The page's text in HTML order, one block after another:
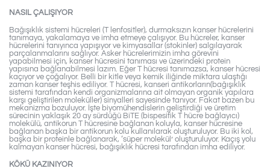
NASIL ÇALIŞIYOR
Bağışıklık sistemi hücreleri (T lenfositler), durmaksızın kanser hücrelerini
tanımaya, yakalamaya ve imha etmeye çalışıyor. Bu hücreler, kanser
hücrelerini tanıyınca yapışıyor ve kimyasallar (stokinler) salgılayarak
parçalanmalarını sağlıyor. Asker hücrelerimizin imha görevini
yapabilmesi için, kanser hücresini tanıması ve üzerindeki protein
yapısına bağlanabilmesi lazım. Eğer T hücresi tanımazsa, kanser hücresi
kaçıyor ve çoğalıyor. Belli bir kitle veya kemik iliğinde miktara ulaştığı
zaman kanser teşhis ediliyor. T hücresi, kanseri antikorların(bağışıklık
sistemi tarafından kendi organizmalarına ait olmayan organik yapılara
karşı geliştirilen moleküller) sinyalleri sayesinde tanıyor. Fakat bazen bu
mekanizma bozuluyor. İşte biyomühendislerin geliştirdiği ve üretim
sürecinin yaklaşık 20 ay sürdüğü BiTE (bispesifik T hücre bağlayıcı)
molekülü, antikorun T hücresine bağlanan koluyla, kanser hücresine
bağlanan başka bir antikorun kolu kullanılarak oluşturuluyor. Bu iki kol,
başka bir proteinle bağlanarak, ‘süper molekül’ oluşturuluyor. Kaçış yolu
kalmayan kanser hücresi, bağışıklık hücresi tarafından imha ediliyor.
KÖKÜ KAZINIYOR